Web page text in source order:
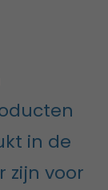
in de
zijn voor